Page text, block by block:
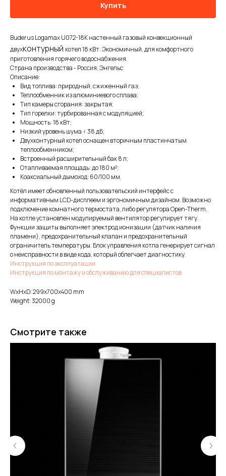
Купить
Buderus Logamax U072-18K настенный газовый конвекционный
двухконтурный котел 18 кВт. Экономичный, для комфортного
приготовления горячего водоснабжения.
Страна производства - Россия, Энгельс
Описание:
Вид топлива: природный, сжиженный газ;
Теплообменник из алюминиевого сплава;
Тип камеры сгорания: закрытая;
Тип горелки: турбированная с модуляцией;
Мощность: 18 кВт;
Низкий уровень шума < 38 дБ;
Двухконтурный котел оснащен вторичным пластинчатым
теплообменником;
Встроенный расширительный бак 8 л;
Отапливаемая площадь: до 180 м²;
Коаксиальный дымоход: 60/100 мм.
Котёл имеет обновленный пользовательский интерфейс с
информативным LCD-дисплеем и эргономичным дизайном. Возможно
подключение комнатного термостата, либо регулятора Open-Therm.
На котле установлен модулируемый вентилятор регулирует тягу.
Функции защиты выполняет электрод ионизации (датчик наличия
пламени), предохранительный клапан и предохранительный
ограничитель температуры. Блок управления котла генерирует сигнал
о неисправности в виде кода, который облегчает диагностику.
Инструкция по эксплуатации
Инструкция по монтажу и обслуживанию для специалистов
WxHxD: 299x700x400 mm
Weight: 32000 g
Смотрите также